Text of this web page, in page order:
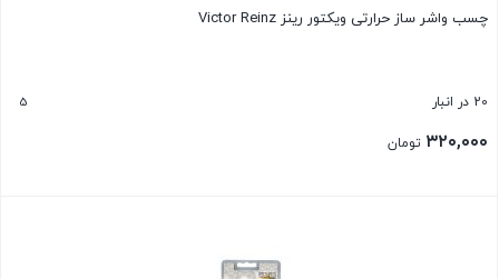
چسب واشر ساز حرارتی ویکتور رینز Victor Reinz
20 در انبار 5
۳۲۰,۰۰۰ تومان